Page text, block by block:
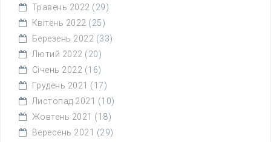
Травень 2022 (29)
Квітень 2022 (25)
Березень 2022 (33)
Лютий 2022 (20)
Січень 2022 (16)
Грудень 2021 (17)
Листопад 2021 (10)
Жовтень 2021 (18)
Вересень 2021 (29)